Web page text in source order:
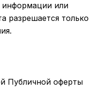
информации или
разрешается только
Публичной оферты